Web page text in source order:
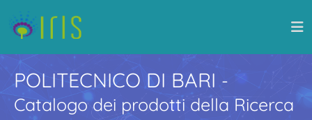
POLITECNICO DI BARI -
Catalogo dei prodotti della Ricerca